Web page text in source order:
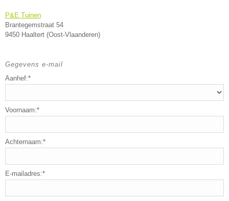
P&E Tuinen
Brantegemstraat 54
9450 Haaltert (Oost-Vlaanderen)
Gegevens e-mail
Aanhef:*
Voornaam:*
Achternaam:*
E-mailadres:*